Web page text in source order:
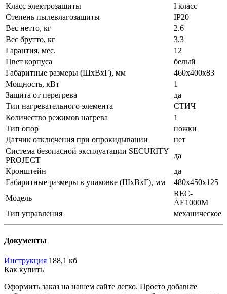
Класс электрозащиты
I класс
Степень пылевлагозащиты
IP20
Вес нетто, кг
2.6
Вес брутто, кг
3.3
Гарантия, мес.
12
Цвет корпуса
белый
Габаритные размеры (ШxВxГ), мм
460x400x83
Мощность, кВт
1
Защита от перегрева
да
Тип нагревательного элемента
СТИЧ
Количество режимов нагрева
1
Тип опор
ножки
Датчик отключения при опрокидывании
нет
Система безопасной эксплуатации SECURITY
PROJECT
да
Кронштейн
да
Габаритные размеры в упаковке (ШxВxГ), мм
480x450x125
Модель
REC-
AE1000M
Тип управления
механическое
Документы
Инструкция 188,1 кб
Как купить
Оформить заказ на нашем сайте легко. Просто добавьте